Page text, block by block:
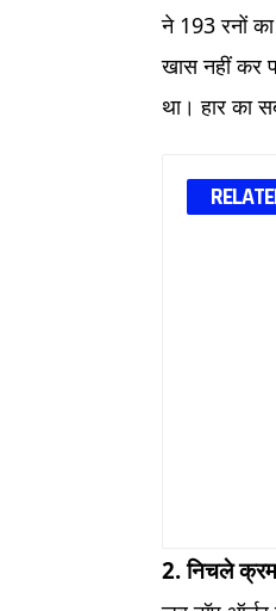
ने 193 रनों
खास नहीं कर
था। हार का
2. निचले क्रम